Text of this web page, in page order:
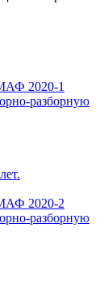
2020-1
разборную
2020-2
разборную